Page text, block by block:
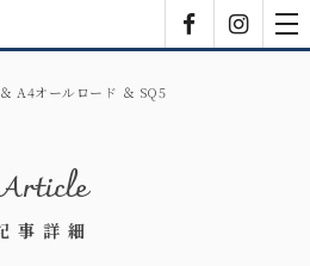
A4オールロード ＆ SQ5
Article
事詳細